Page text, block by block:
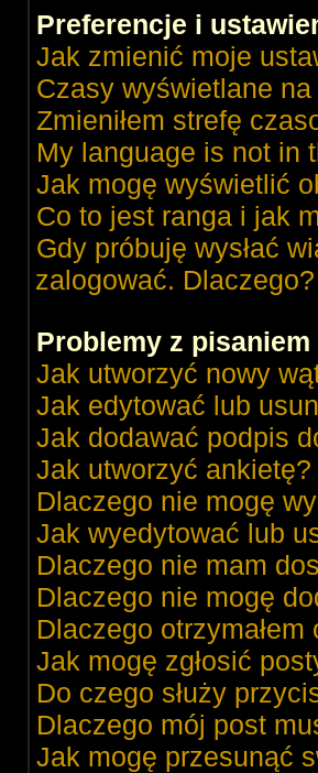
Preferencje i
Jak zmienić moje
Czasy wyświetlane
Zmieniłem strefę
My language is not in
Jak mogę wyświetlić
Co to jest ranga i jak
Gdy próbuję wysłać
zalogować. Dlaczego?
Problemy z pisaniem
Jak utworzyć nowy
Jak edytować lub
Jak dodawać podpis
Jak utworzyć ankietę?
Dlaczego nie mogę
Jak wyedytować lub
Dlaczego nie mam
Dlaczego nie mogę
Dlaczego otrzymałem
Jak mogę zgłosić
Do czego służy
Dlaczego mój post
Jak mogę przesunąć